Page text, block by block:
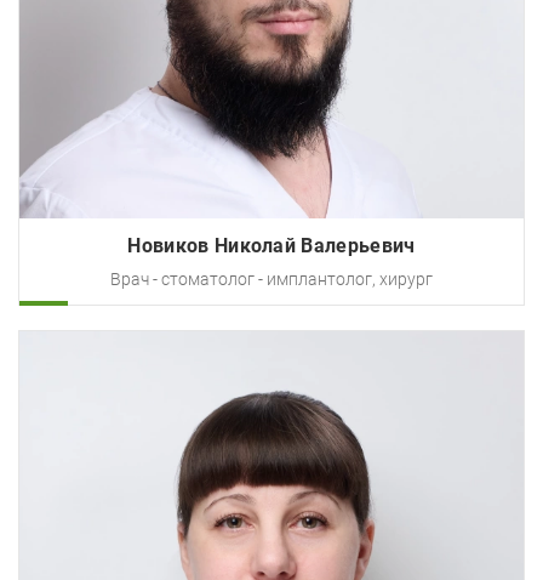
Новиков Николай Валерьевич
Врач - стоматолог - имплантолог, хирург